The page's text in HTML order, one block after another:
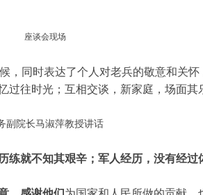
座谈会现场
同时表达了个人对老兵的敬意和关怀
往时光；互相交谈，新家庭，场面其
副院长马淑萍教授讲话
就不知其艰辛；军人经历，没有经过